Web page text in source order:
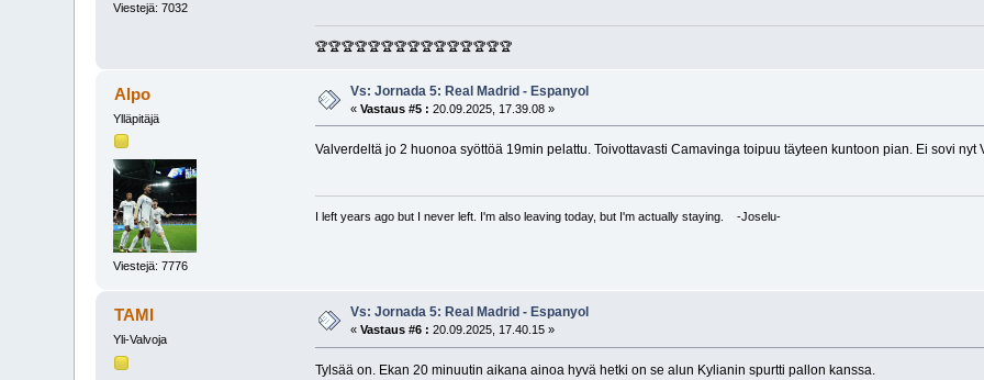
Viestejä: 7032
🏆🏆🏆🏆🏆🏆🏆🏆🏆🏆🏆🏆🏆🏆🏆
Alpo
Ylläpitäjä
Viestejä: 7776
Vs: Jornada 5: Real Madrid - Espanyol
«Vastaus #5 : 20.09.2025, 17.39.08 »
Valverdeltä jo 2 huonoa syöttöä 19min pelattu. Toivottavasti Camavinga toipuu täyteen kuntoon pian. Ei sovi nyt
I left years ago but I never left. I'm also leaving today, but I'm actually staying. -Joselu-
TAMI
Yli-Valvoja
Vs: Jornada 5: Real Madrid - Espanyol
«Vastaus #6 : 20.09.2025, 17.40.15 »
Tylsää on. Ekan 20 minuutin aikana ainoa hyvä hetki on se alun Kylianin spurtti pallon kanssa.